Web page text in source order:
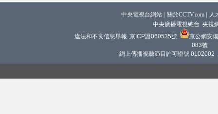
中央電視台網站 關於CCTV.com
人
中央廣播電視總台 央視
違法和不良信息舉報 京ICP證060535號
京公網安
083號
網上傳播視聽節目許可證號 0102002